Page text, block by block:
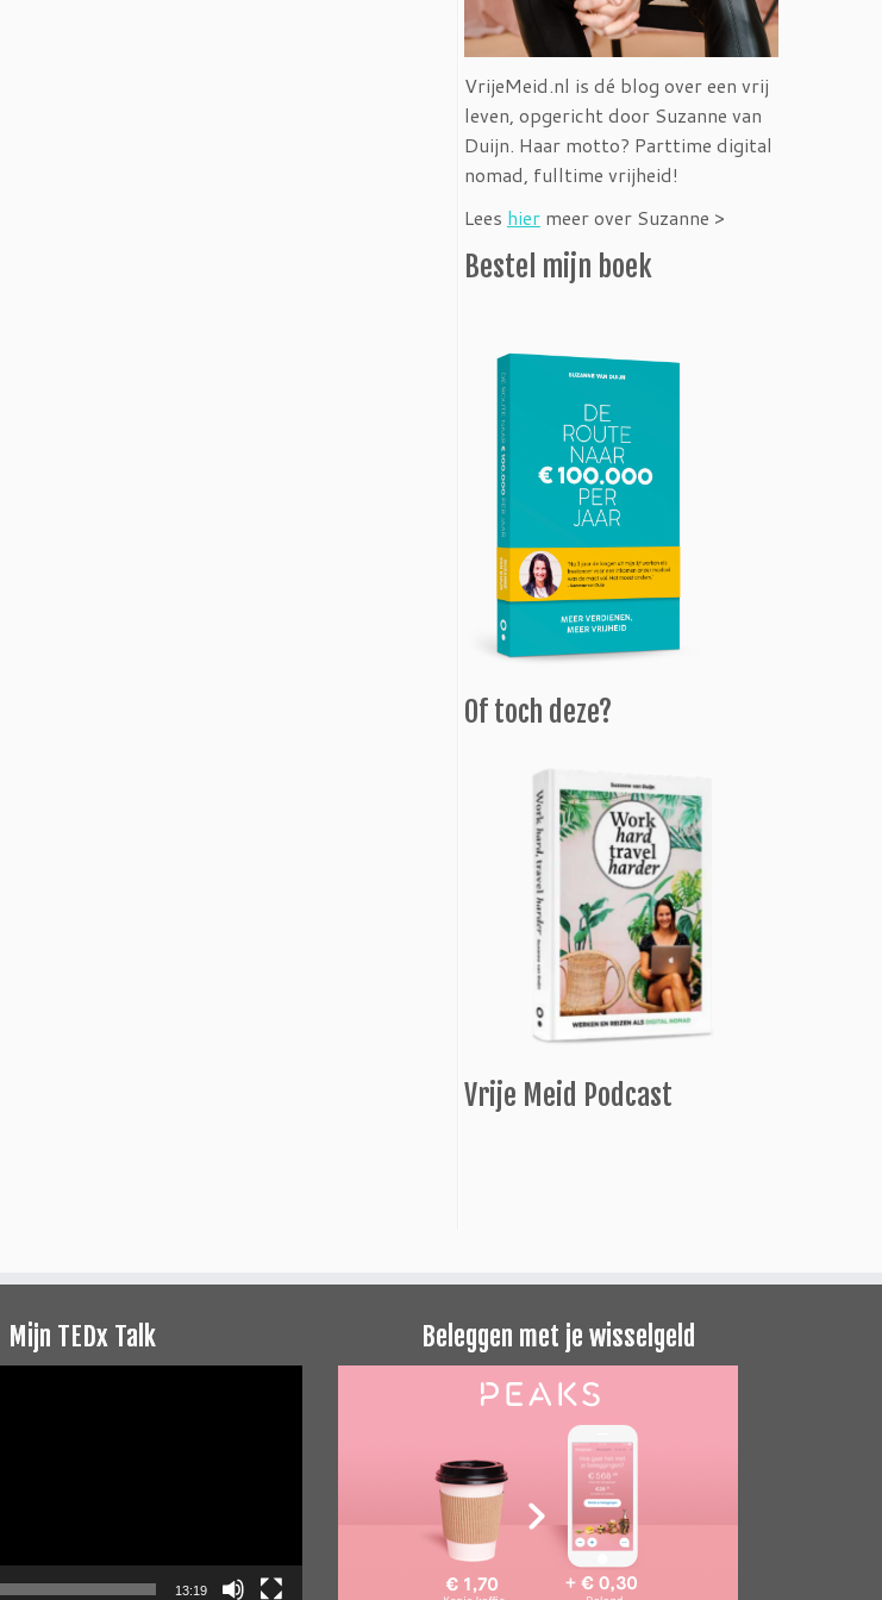
VrijeMeid.nl is dé blog over een vrij
leven, opgericht door Suzanne van
Duijn. Haar motto? Parttime digital
nomad, fulltime vrijheid!
Lees hier meer over Suzanne >
Bestel mijn boek
Of toch deze?
Vrije Meid Podcast
Mijn TEDx Talk
13:19
Beleggen met je wisselgeld